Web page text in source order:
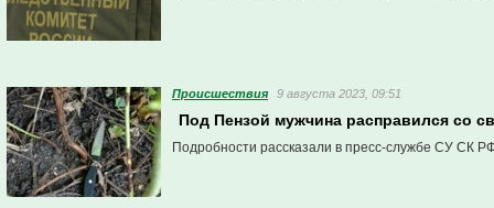
Проиcшествия 9 августа 2023, 09:51
Под Пензой мужчина расправился со
Подробности рассказали в пресс-службе СУ СК